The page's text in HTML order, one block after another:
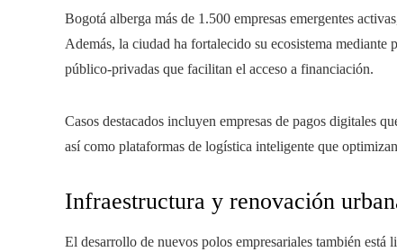
Bogotá alberga más de 1.500 empresas emergentes
Además, la ciudad ha fortalecido su ecosistema mediante
público-privadas que facilitan el acceso a financiación.
Casos destacados incluyen empresas de pagos digitales
así como plataformas de logística inteligente que
Infraestructura y renovación
El desarrollo de nuevos polos empresariales también